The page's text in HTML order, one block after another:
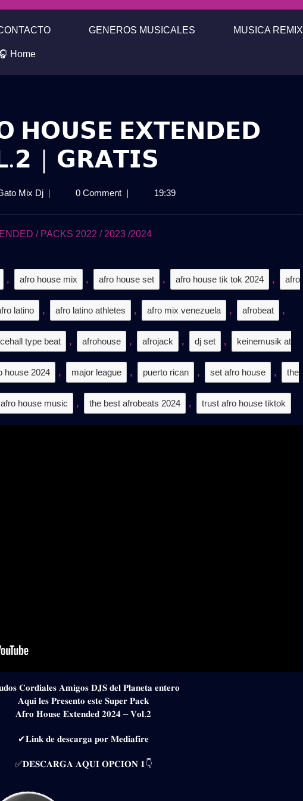
GENEROS MUSICALES MUSICA REMIX
Home
𝗛𝗢𝗨𝗦𝗘 𝗘𝗫𝗧𝗘𝗡𝗗𝗘𝗗
| 𝗚𝗥𝗔𝗧𝗜𝗦
Mix Dj𝗣𝗔𝗖𝗞
𝗘𝗫𝗧𝗘𝗡𝗗𝗘𝗗
𝗩𝗢𝗟.𝟮
|
| 0 Comment | 19:39
/ PACKS 2022 / 2023 /2024
, afro house mix , afro house set , afro house tik tok 2024 , afro
latino , afro latino athletes , afro mix venezuela , afrobeat ,
type beat , afrohouse , afrojack , dj set , keinemusik at
house 2024 , major league , puerto rican , set afro house , the
house music , the best afrobeats 2024 , trust afro house tiktok
𝐂𝐨𝐫𝐝𝐢𝐚𝐥𝐞𝐬 𝐀𝐦𝐢𝐠𝐨𝐬 𝐃𝐉𝐒 𝐝𝐞𝐥 𝐏𝐥𝐚𝐧𝐞𝐭𝐚 𝐞𝐧𝐭𝐞𝐫𝐨
𝐀𝐪𝐮𝐢 𝐥𝐞𝐬 𝐏𝐫𝐞𝐬𝐞𝐧𝐭𝐨 𝐞𝐬𝐭𝐞 𝐒𝐮𝐩𝐞𝐫 𝐏𝐚𝐜𝐤
𝐀𝐟𝐫𝐨 𝐇𝐨𝐮𝐬𝐞 𝐄𝐱𝐭𝐞𝐧𝐝𝐞𝐝 𝟐𝟎𝟐𝟒 – 𝐕𝐨𝐥.𝟐
✔𝐋𝐢𝐧𝐤 𝐝𝐞 𝐝𝐞𝐬𝐜𝐚𝐫𝐠𝐚 𝐩𝐨𝐫 𝐌𝐞𝐝𝐢𝐚𝐟𝐢𝐫𝐞
✅𝐃𝐄𝐒𝐂𝐀𝐑𝐆𝐀 𝐀𝐐𝐔𝐈 𝐎𝐏𝐂𝐈𝐎𝐍 𝟏👇